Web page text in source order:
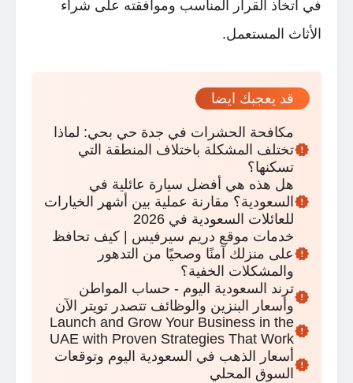
في اتخاذ القرار المناسب وموافقته على شراء
الأثاث المستعمل.
قد يعجبك ايضا
مكافحة الحشرات في جدة حي بحي: لماذا
تختلف المشكلة باختلاف المنطقة التي
تسكنها؟
هل هذه هي أفضل سيارة عائلية في
السعودية؟ مقارنة عملية بين أشهر الخيارات
للعائلات السعودية في 2026
خدمات موقع دريم سيرفيس | كيف تحافظ
على منزلك آمنًا وصحيًا من التدهور
والمشكلات الخفية؟
ترند السعودية اليوم - حساب المواطن
وأسعار البنزين والوظائف تتصدر تويتر الآن
Launch and Grow Your Business in the
UAE with Proven Strategies That Work
أسعار الذهب في السعودية اليوم وتوقعات
السوق المحلي